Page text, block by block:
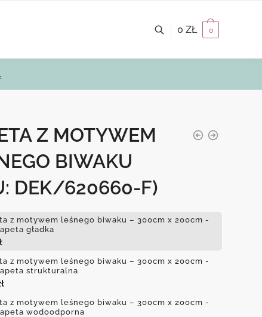
0 ZŁ 0
Z MOTYWEM
BIWAKU
DEK/620660-F)
z motywem leśnego biwaku – 300cm x 200cm -
gładka
z motywem leśnego biwaku – 300cm x 200cm -
strukturalna
z motywem leśnego biwaku – 300cm x 200cm -
wodoodporna